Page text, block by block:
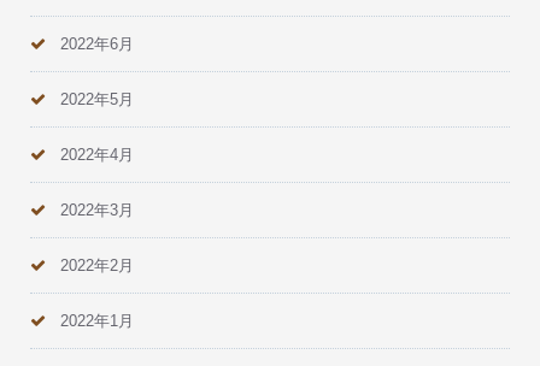
2022年6月
2022年5月
2022年4月
2022年3月
2022年2月
2022年1月